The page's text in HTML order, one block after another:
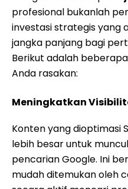
profesional bukanlah
investasi strategis yang
jangka panjang bagi
Berikut adalah
Anda rasakan:
Meningkatkan
Konten yang dioptimasi
lebih besar untuk
pencarian Google. Ini
mudah ditemukan oleh